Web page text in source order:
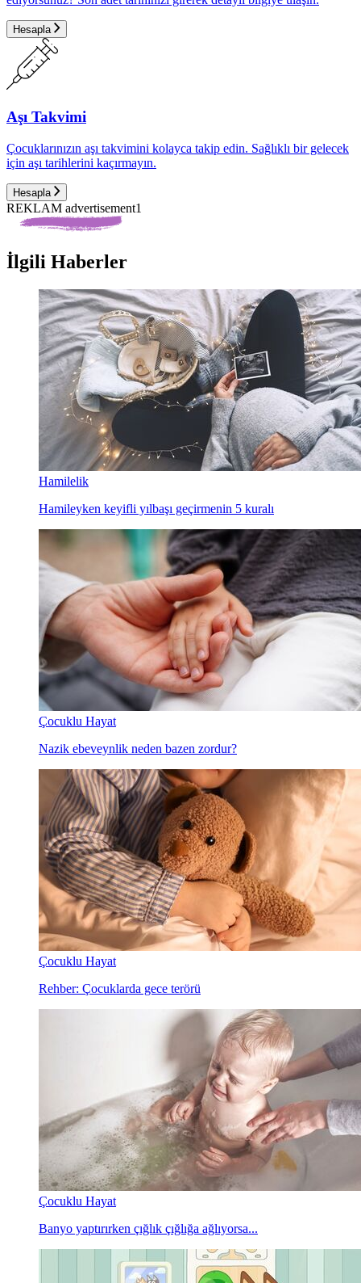
Hesapla
Aşı Takvimi
Çocuklarınızın aşı takvimini kolayca takip edin. Sağlıklı bir gelecek
için aşı tarihlerini kaçırmayın.
Hesapla
REKLAM advertisement1
İlgili Haberler
Hamilelik
Hamileyken keyifli yılbaşı geçirmenin 5 kuralı
Çocuklu Hayat
Nazik ebeveynlik neden bazen zordur?
Çocuklu Hayat
Rehber: Çocuklarda gece terörü
Çocuklu Hayat
Banyo yaptırırken çığlık çığlığa ağlıyorsa...